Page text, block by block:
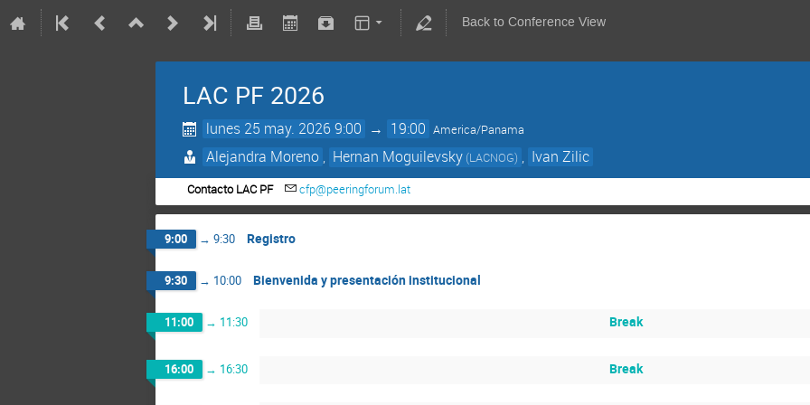
Back to Conference View
LAC PF 2026
lunes 25 may. 2026 9:00 → 19:00 America/Panama
Alejandra Moreno , Hernan Moguilevsky (LACNOG) , Ivan Zilic
Contacto LAC PF cfp@peeringforum.lat
9:00 → 9:30 Registro
9:30 → 10:00 Bienvenida y presentación institucional
11:00 → 11:30 Break
16:00 → 16:30 Break